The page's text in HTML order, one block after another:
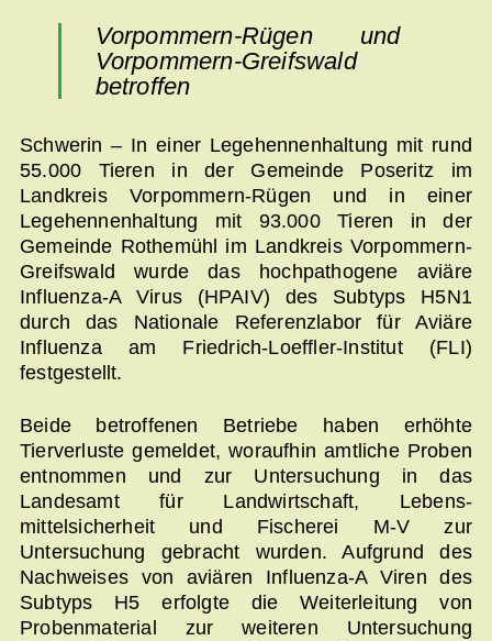
Vorpommern-Rügen und
Vorpommern-Greifswald
betroffen
Schwerin – In einer Legehennenhaltung mit rund
55.000 Tieren in der Gemeinde Poseritz im
Landkreis Vorpommern-Rügen und in einer
Legehennenhaltung mit 93.000 Tieren in der
Gemeinde Rothemühl im Landkreis Vorpommern-
Greifswald wurde das hochpathogene aviäre
Influenza-A Virus (HPAIV) des Subtyps H5N1
durch das Nationale Referenzlabor für Aviäre
Influenza am Friedrich-Loeffler-Institut (FLI)
festgestellt.
Beide betroffenen Betriebe haben erhöhte
Tierverluste gemeldet, woraufhin amtliche Proben
entnommen und zur Untersuchung in das
Landesamt für Landwirtschaft, Lebens­
mittelsicherheit und Fischerei M-V zur
Untersuchung gebracht wurden. Aufgrund des
Nachweises von aviären Influenza-A Viren des
Subtyps H5 erfolgte die Weiterleitung von
Probenmaterial zur weiteren Untersuchung